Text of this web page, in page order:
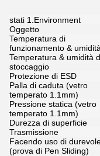
stati 1.Environment
Oggetto
Temperatura di
funzionamento & umidità
Temperatura & umidità
stoccaggio
Protezione di ESD
Palla di caduta (vetro
temperato 1.1mm)
Pressione statica (vetro
temperato 1.1mm)
Durezza di superficie
Trasmissione
Facendo uso di
(prova di Pen Sliding)